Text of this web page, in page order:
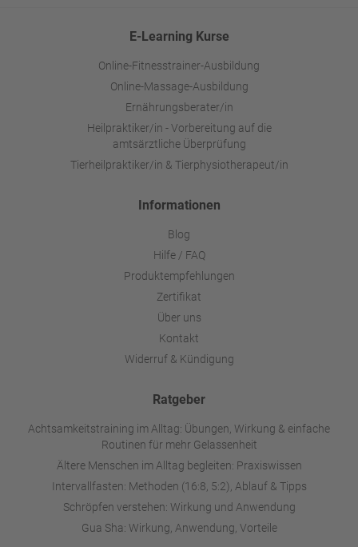
E-Learning Kurse
Online-Fitnesstrainer-Ausbildung
Online-Massage-Ausbildung
Ernährungsberater/in
Heilpraktiker/in - Vorbereitung auf die
amtsärztliche Überprüfung
Tierheilpraktiker/in & Tierphysiotherapeut/in
Informationen
Blog
Hilfe / FAQ
Produktempfehlungen
Zertifikat
Über uns
Kontakt
Widerruf & Kündigung
Ratgeber
Achtsamkeitstraining im Alltag: Übungen, Wirkung & einfache
Routinen für mehr Gelassenheit
Ältere Menschen im Alltag begleiten: Praxiswissen
Intervallfasten: Methoden (16:8, 5:2), Ablauf & Tipps
Schröpfen verstehen: Wirkung und Anwendung
Gua Sha: Wirkung, Anwendung, Vorteile